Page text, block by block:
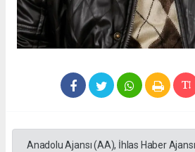
Anadolu Ajansı (AA), İhlas Haber